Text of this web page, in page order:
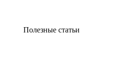
Полезные статьи